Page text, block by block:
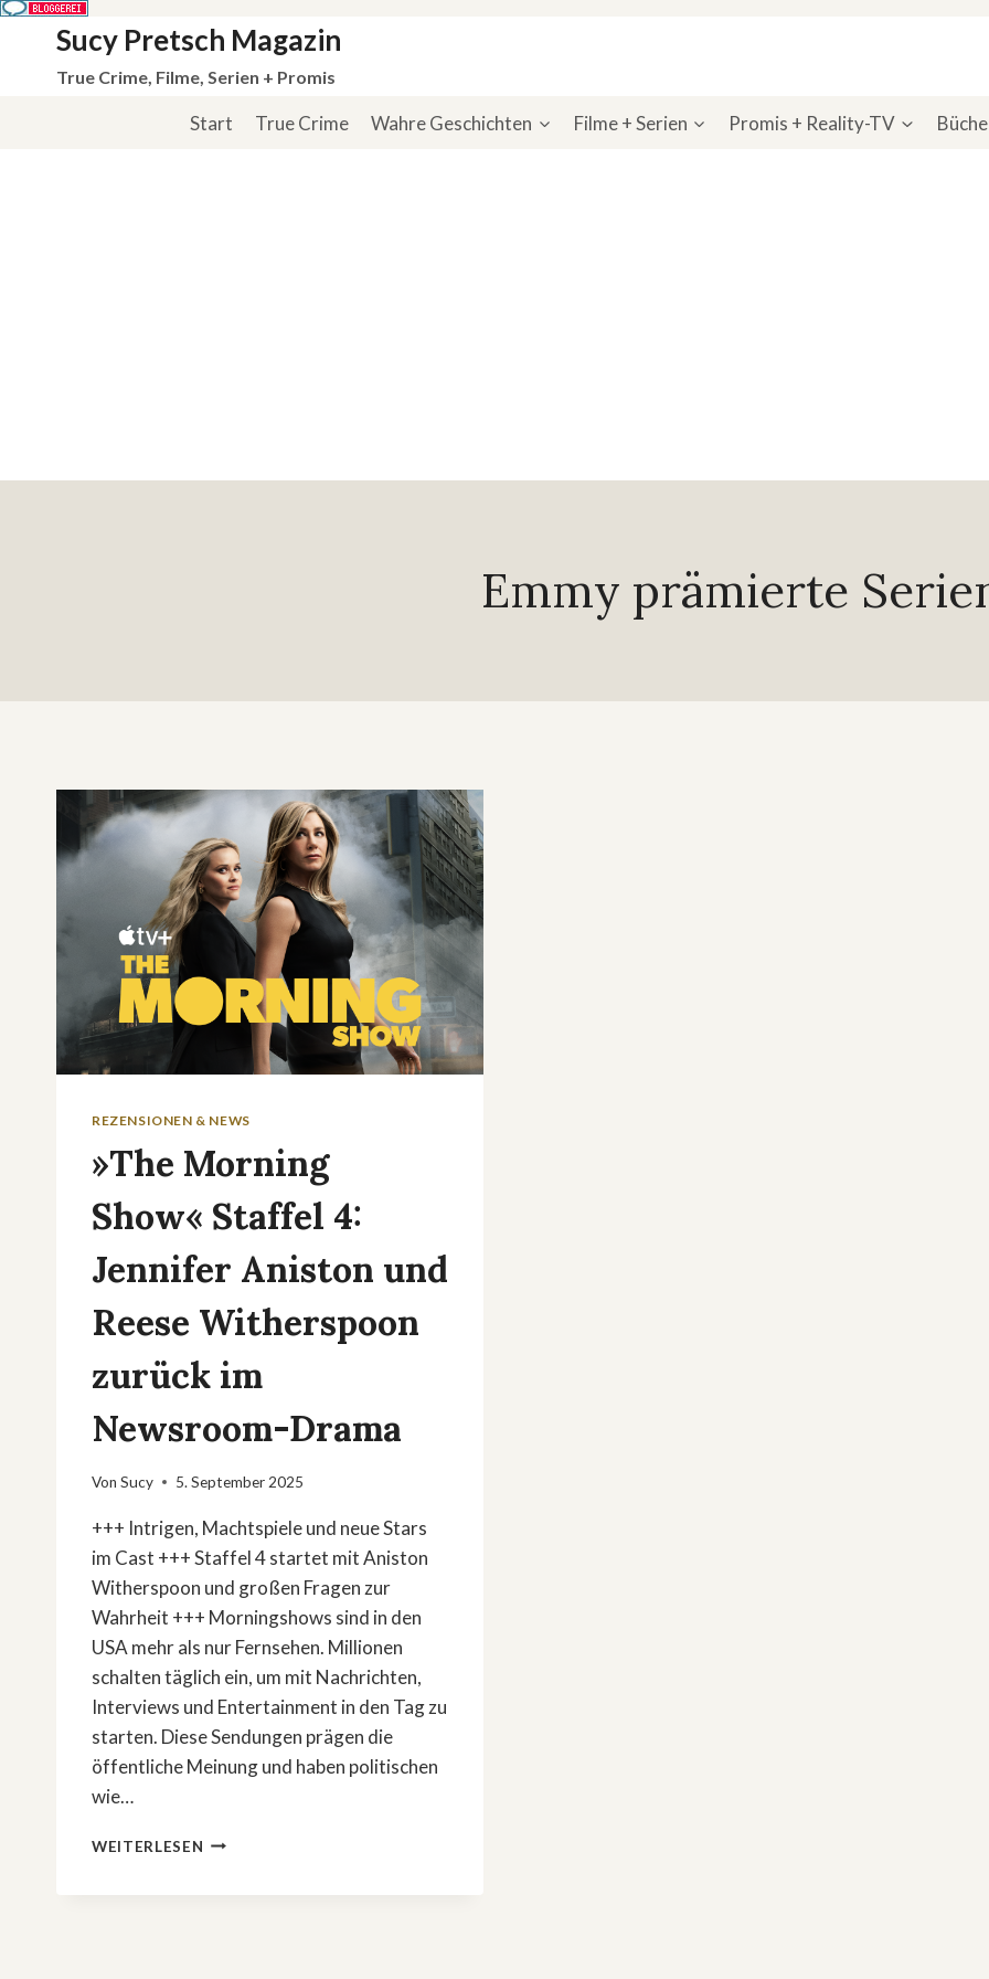
springen
Sucy Pretsch Magazin
True Crime, Filme, Serien + Promis
Start True Crime Wahre Geschichten Filme + Serien Promis + Reality-TV
Emmy prämierte
REZENSIONEN & NEWS
»The Morning
Show« Staffel 4:
Jennifer Aniston und
Reese Witherspoon
zurück im
Newsroom-Drama
Von Sucy 5. September 2025
+++ Intrigen, Machtspiele und neue Stars
im Cast +++ Staffel 4 startet mit Aniston
Witherspoon und großen Fragen zur
Wahrheit +++ Morningshows sind in den
USA mehr als nur Fernsehen. Millionen
schalten täglich ein, um mit Nachrichten,
Interviews und Entertainment in den Tag zu
starten. Diese Sendungen prägen die
öffentliche Meinung und haben politischen
wie…
WEITERLESEN »THE